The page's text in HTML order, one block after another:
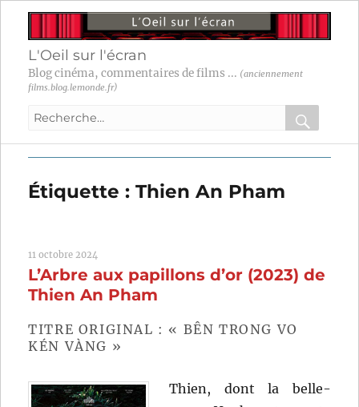
L'Oeil sur l'écran
Blog cinéma, commentaires de films ... (anciennement
films.blog.lemonde.fr)
Recherche
:
OK
Étiquette :Thien An Pham
11 octobre 2024
L’Arbre aux papillons d’or (2023) de
Thien An Pham
TITRE ORIGINAL : « BÊN TRONG VO
KÉN VÀNG »
Thien, dont la belle-